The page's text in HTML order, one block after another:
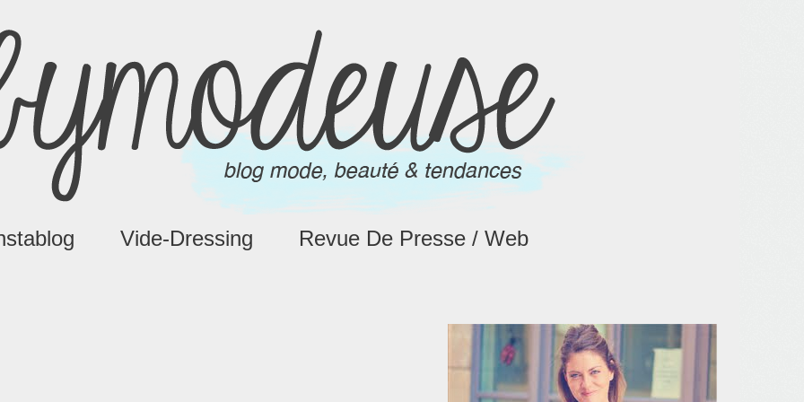
Vide-Dressing Revue De Presse / Web